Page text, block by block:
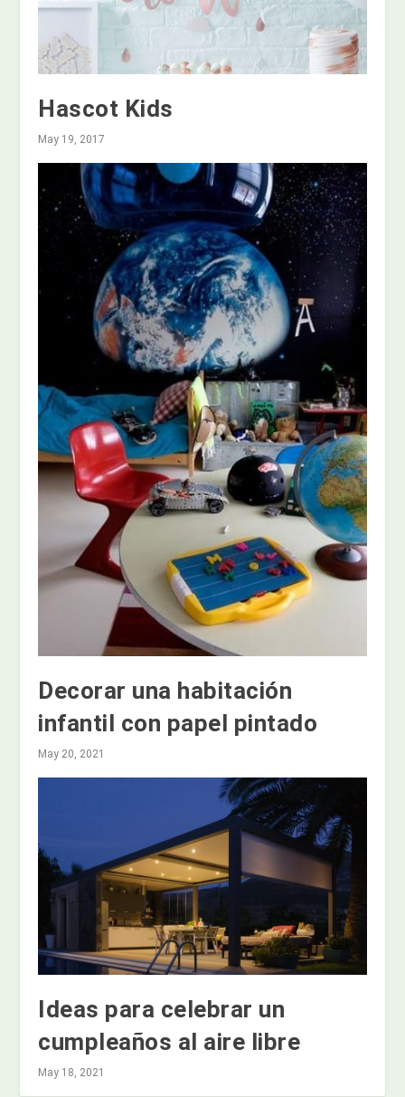
Hascot Kids
May 19, 2017
Decorar una habitación
infantil con papel pintado
May 20, 2021
Ideas para celebrar un
cumpleaños al aire libre
May 18, 2021